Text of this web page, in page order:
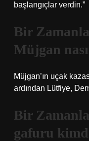
başlangıçlar verdin.”
Bir
Müjgan
Müjgan’ın uçak
ardından Lütfiye,
Bir
gafuru